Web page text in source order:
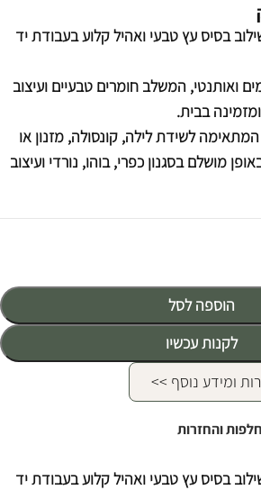
בסיס עץ טבעי ואהיל קלוע בעבודת יד
ואותנטי, המשלב חומרים טבעיים ועיצוב
בבית.
לשידת לילה, קונסולה, מזנון או
מושלם בסגנון כפרי, בוהו, נורדי ועיצוב
הוספה לסל
לקנות עכשיו
ומידע נוסף >>
והחזרות
בסיס עץ טבעי ואהיל קלוע בעבודת יד